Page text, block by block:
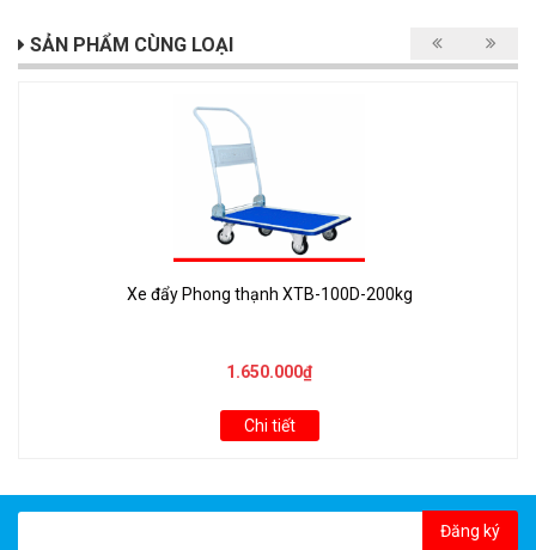
SẢN PHẨM CÙNG LOẠI
Xe đẩy Phong thạnh XTB-100D-200kg
1.650.000₫
Chi tiết
Đăng ký